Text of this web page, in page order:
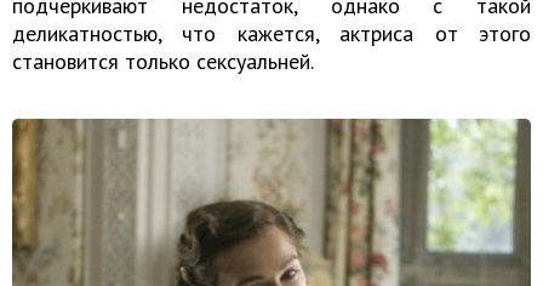
деликатностью, что кажется, актриса от этого
становится только сексуальней.